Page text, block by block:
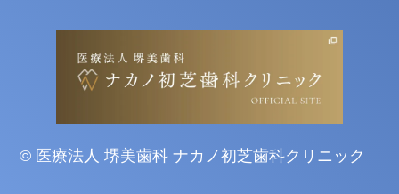
© 医療法人 堺美歯科 ナカノ初芝歯科クリニック